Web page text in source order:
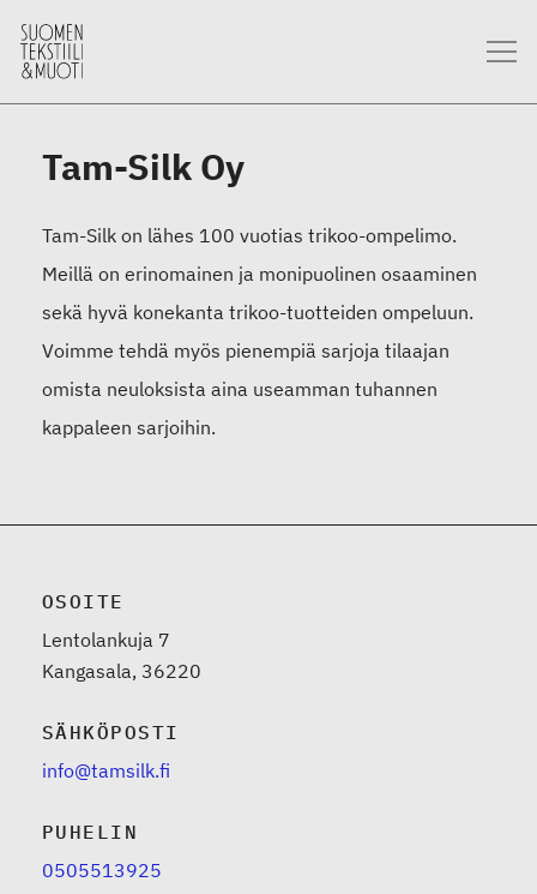
Tam-Silk Oy
Tam-Silk on lähes 100 vuotias trikoo-ompelimo.
Meillä on erinomainen ja monipuolinen osaaminen
sekä hyvä konekanta trikoo-tuotteiden ompeluun.
Voimme tehdä myös pienempiä sarjoja tilaajan
omista neuloksista aina useamman tuhannen
kappaleen sarjoihin.
OSOITE
Lentolankuja 7
Kangasala, 36220
SÄHKÖPOSTI
info@tamsilk.fi
PUHELIN
0505513925